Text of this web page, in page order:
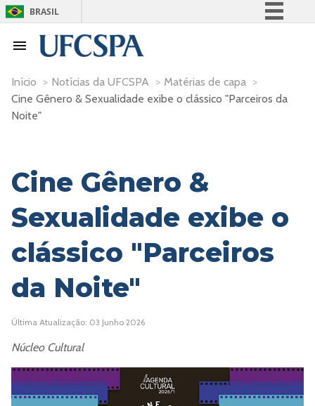
BRASIL
Participe
Acesso à informação
Início > Notícias da UFCSPA > Matérias de capa >
Cine Gênero & Sexualidade exibe o clássico "Parceiros da
Noite"
Cine Gênero &
Sexualidade exibe o
clássico "Parceiros
da Noite"
Última Atualização: 03 Junho 2026
Núcleo Cultural